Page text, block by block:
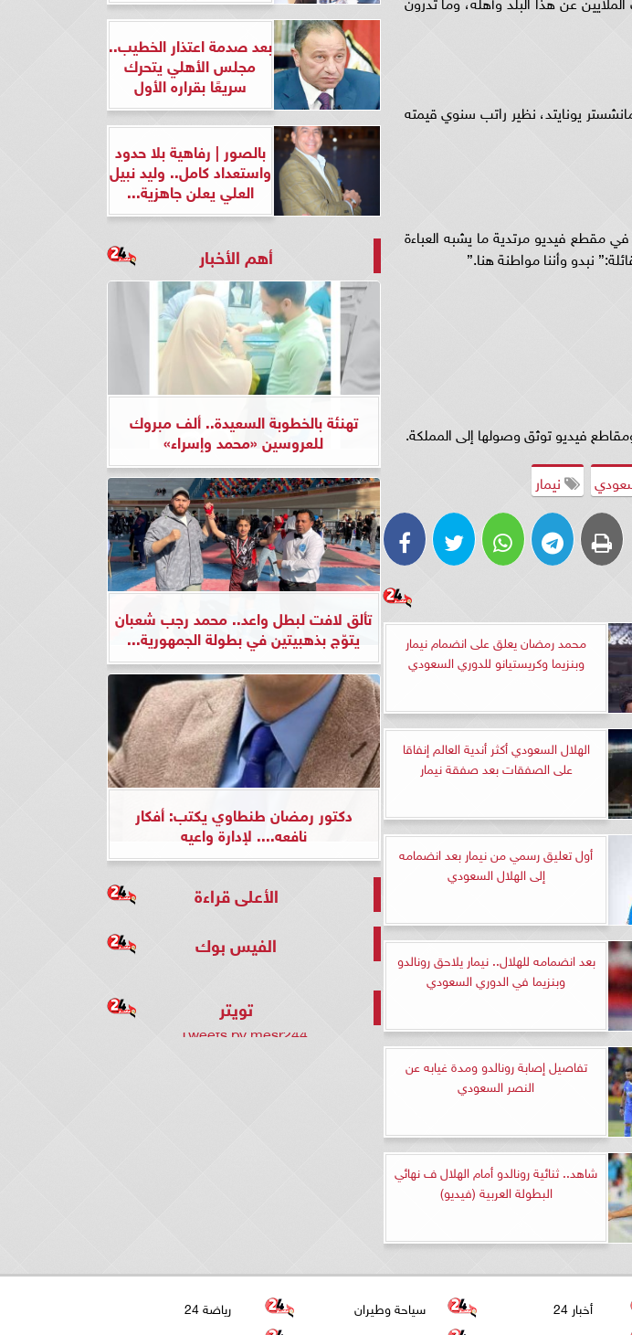
يونايتد، نظير راتب سنوي قيمته
في مقطع فيديو مرتدية ما يشبه العباءة
نبدو وأننا مواطنة هنا.”
فيديو توثق وصولها إلى المملكة.
نيمار
محمد رمضان يعلق على انضمام نيمار
وبنزيما وكريستيانو للدوري السعودي
الهلال السعودي أكثر أندية العالم إنفاقا
على الصفقات بعد صفقة نيمار
أول تعليق رسمي من نيمار بعد انضمامه
إلى الهلال السعودي
بعد انضمامه للهلال.. نيمار يلاحق رونالدو
وبنزيما في الدوري السعودي
تفاصيل إصابة رونالدو ومدة غيابه عن
النصر السعودي
شاهد.. ثنائية رونالدو أمام الهلال ف نهائي
البطولة العربية (فيديو)
بعد صدمة اعتذار الخطيب..
مجلس الأهلي يتحرك
سريعًا بقراره الأول
بالصور | رفاهية بلا حدود
واستعداد كامل.. وليد نبيل
العلي يعلن جاهزية...
أهم الأخبار
تهنئة بالخطوبة السعيدة.. ألف مبروك
للعروسين «محمد وإسراء»
تألق لافت لبطل واعد.. محمد رجب شعبان
يتوّج بذهبيتين في بطولة الجمهورية...
دكتور رمضان طنطاوي يكتب: أفكار
نافعه.... لإدارة واعيه
الأعلى قراءة
الفيس بوك
تويتر
Tweets by mesr244
أخبار 24 سياحة وطيران
رياضة 24